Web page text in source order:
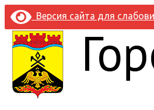
Версия сайта для